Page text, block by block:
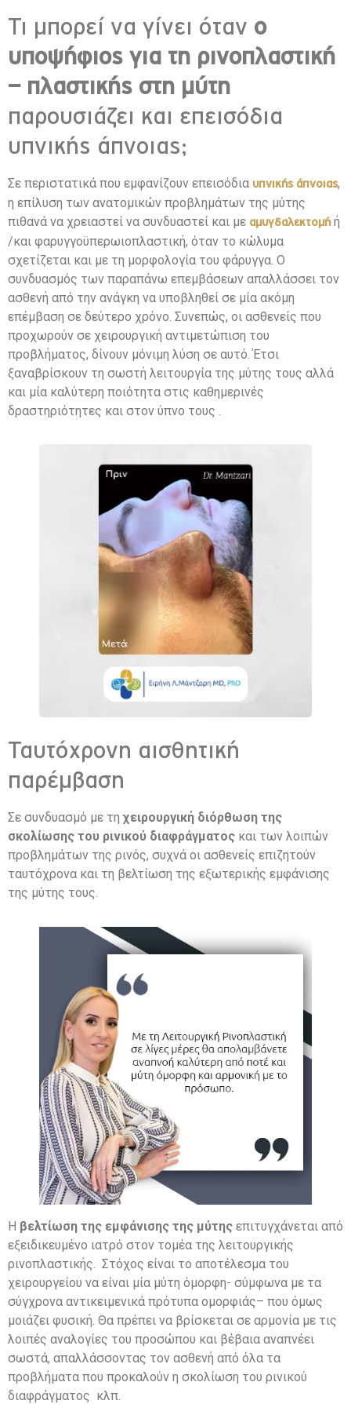
Τι μπορεί να γίνει όταν ο
υποψήφιος για τη ρινοπλαστική
– πλαστικής στη μύτη
παρουσιάζει και επεισόδια
υπνικής άπνοιας;
Σε περιστατικά που εμφανίζουν επεισόδια υπνικής άπνοιας,
η επίλυση των ανατομικών προβλημάτων της μύτης
πιθανά να χρειαστεί να συνδυαστεί και με αμυγδαλεκτομήή
/και φαρυγγοϋπερωιοπλαστική, όταν το κώλυμα
σχετίζεται και με τη μορφολογία του φάρυγγα. Ο
συνδυασμός των παραπάνω επεμβάσεων απαλλάσσει τον
ασθενή από την ανάγκη να υποβληθεί σε μία ακόμη
επέμβαση σε δεύτερο χρόνο. Συνεπώς, οι ασθενείς που
προχωρούν σε χειρουργική αντιμετώπιση του
προβλήματος, δίνουν μόνιμη λύση σε αυτό. Έτσι
ξαναβρίσκουν τη σωστή λειτουργία της μύτης τους αλλά
και μία καλύτερη ποιότητα στις καθημερινές
δραστηριότητες και στον ύπνο τους .
Ταυτόχρονη αισθητική
παρέμβαση
Σε συνδυασμό με τηχειρουργική διόρθωση της
σκολίωσης του ρινικού διαφράγματος και των λοιπών
προβλημάτων της ρινός, συχνά οι ασθενείς επιζητούν
ταυτόχρονα και τη βελτίωση της εξωτερικής εμφάνισης
της μύτης τους.
Η βελτίωση της εμφάνισης της μύτης επιτυγχάνεται από
εξειδικευμένο ιατρό στον τομέα της λειτουργικής
ρινοπλαστικής. Στόχος είναι το αποτέλεσμα του
χειρουργείου να είναι μία μύτη όμορφη- σύμφωνα με τα
σύγχρονα αντικειμενικά πρότυπα ομορφιάς– που όμως
μοιάζει φυσική. Θα πρέπει να βρίσκεται σε αρμονία με τις
λοιπές αναλογίες του προσώπου και βέβαια αναπνέει
σωστά, απαλλάσσοντας τον ασθενή από όλα τα
προβλήματα που προκαλούν η σκολίωση του ρινικού
διαφράγματος κλπ.